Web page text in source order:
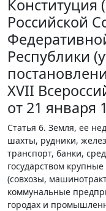
Конституция
Российской
Республики
XVII
от 21 января
Статья 6. Земля, ее
шахты, рудники,
транспорт, банки,
государством
(совхозы,
коммунальные
городах и